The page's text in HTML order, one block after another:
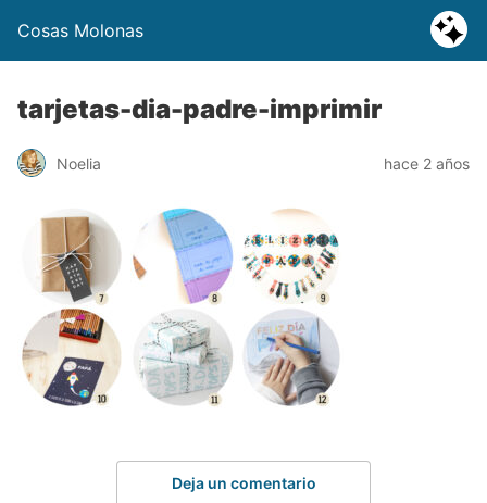
Cosas Molonas
tarjetas-dia-padre-imprimir
Noelia hace 2 años
Deja un comentario